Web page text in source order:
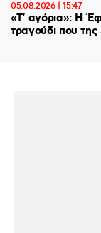
05.08.2026 | 15:47
«Τ’ αγόρια»: Η
τραγούδι που